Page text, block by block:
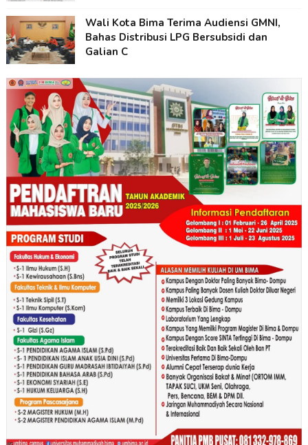
Wali Kota Bima Terima Audiensi GMNI,
Bahas Distribusi LPG Bersubsidi dan
Galian C